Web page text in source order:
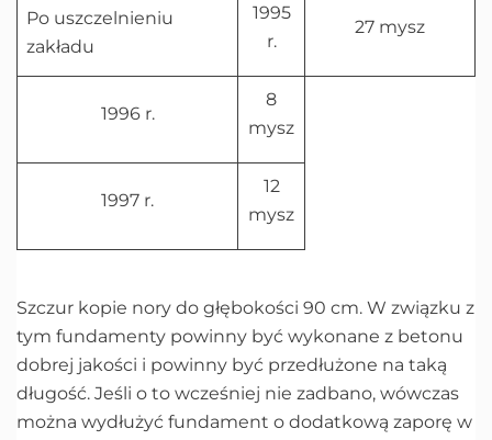
Po uszczelnieniu
zakładu
1995
r.
27 mysz
1996 r.
8
mysz
1997 r.
12
mysz
Szczur kopie nory do głębokości 90 cm. W związku z
tym fundamenty powinny być wykonane z betonu
dobrej jakości i powinny być przedłużone na taką
długość. Jeśli o to wcześniej nie zadbano, wówczas
można wydłużyć fundament o dodatkową zaporę w